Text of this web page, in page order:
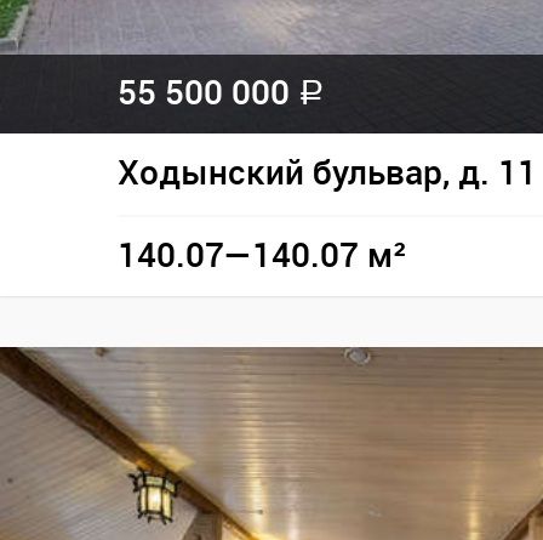
55 500 000 a
Ходынский бульвар, д. 11
140.07—140.07 м²